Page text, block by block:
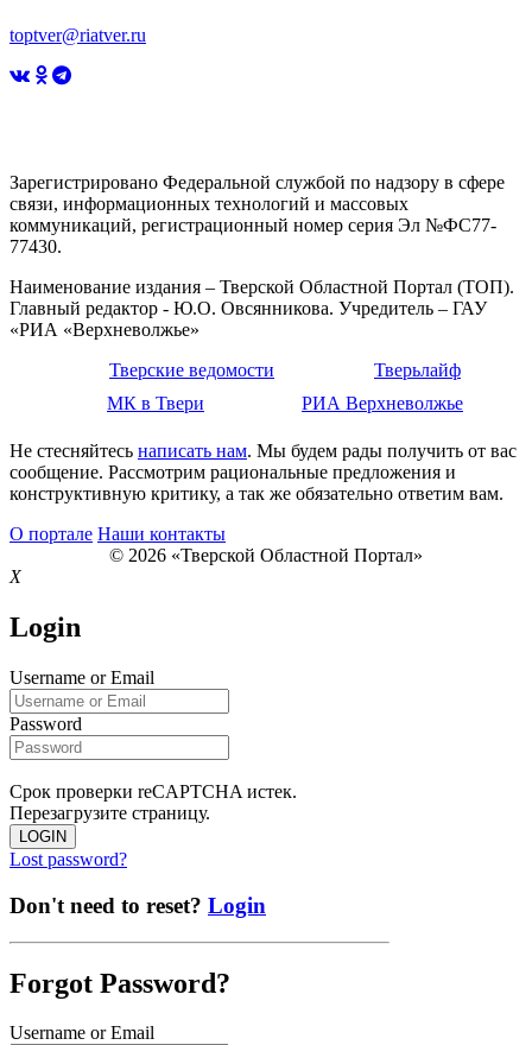
toptver@riatver.ru
Зарегистрировано Федеральной службой по надзору в сфере
связи, информационных технологий и массовых
коммуникаций, регистрационный номер серия Эл №ФС77-
77430.
Наименование издания – Тверской Областной Портал (ТОП).
Главный редактор - Ю.О. Овсянникова. Учредитель – ГАУ
«РИА «Верхневолжье»
Тверские ведомости
Тверьлайф
МК в Твери
РИА Верхневолжье
Не стесняйтесь написать нам. Мы будем рады получить от вас
сообщение. Рассмотрим рациональные предложения и
конструктивную критику, а так же обязательно ответим вам.
О портале Наши контакты
© 2026 «Тверской Областной Портал»
X
Login
Username or Email
Password
Срок проверки reCAPTCHA истек.
Перезагрузите страницу.
LOGIN
Lost password?
Don't need to reset? Login
Forgot Password?
Username or Email